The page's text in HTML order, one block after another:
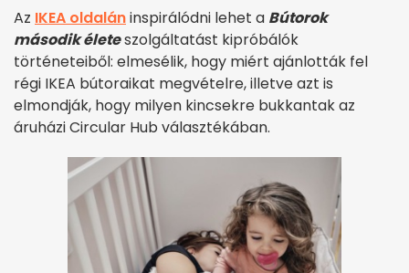
Az IKEA oldaláninspirálódni lehet a Bútorok
második életeszolgáltatást kipróbálók
történeteiből: elmesélik, hogy miért ajánlották fel
régi IKEA bútoraikat megvételre, illetve azt is
elmondják, hogy milyen kincsekre bukkantak az
áruházi Circular Hub választékában.